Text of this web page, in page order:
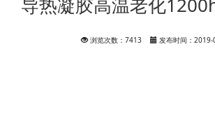
浏览次数：7413 发布时间：2019-